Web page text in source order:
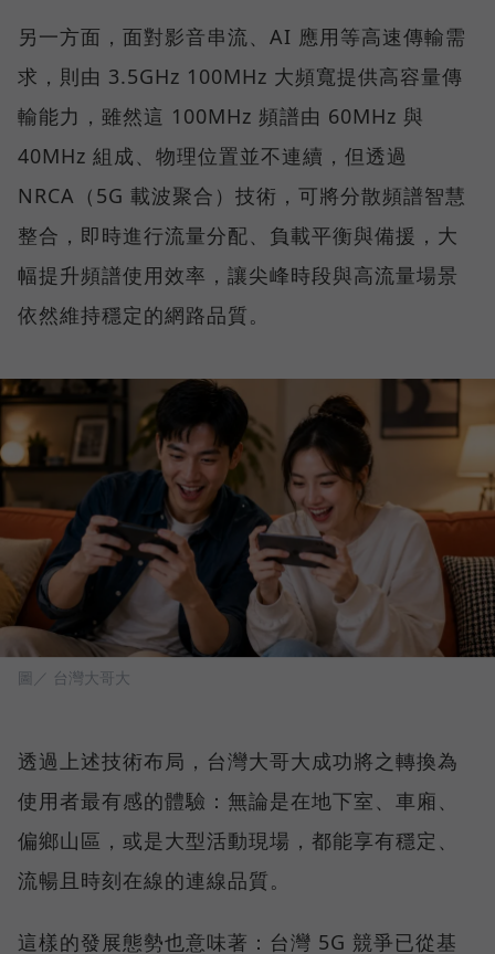
另一方面，面對影音串流、AI 應用等高速傳輸需
求，則由 3.5GHz 100MHz 大頻寬提供高容量傳
輸能力，雖然這 100MHz 頻譜由 60MHz 與
40MHz 組成、物理位置並不連續，但透過
NRCA（5G 載波聚合）技術，可將分散頻譜智慧
整合，即時進行流量分配、負載平衡與備援，大
幅提升頻譜使用效率，讓尖峰時段與高流量場景
依然維持穩定的網路品質。
圖／ 台灣大哥大
透過上述技術布局，台灣大哥大成功將之轉換為
使用者最有感的體驗：無論是在地下室、車廂、
偏鄉山區，或是大型活動現場，都能享有穩定、
流暢且時刻在線的連線品質。
這樣的發展態勢也意味著：台灣 5G 競爭已從基